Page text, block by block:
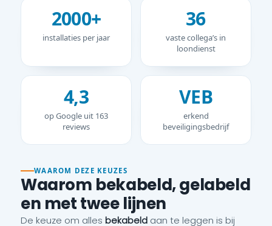
2000+
installaties per jaar
36
vaste collega’s in
loondienst
4,3
op Google uit 163
reviews
VEB
erkend
beveiligingsbedrijf
WAAROM DEZE KEUZES
Waarom bekabeld, gelabeld
en met twee lijnen
De keuze om alles bekabeld aan te leggen is bij